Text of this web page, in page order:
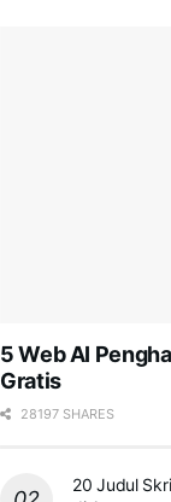
5 Web AI
Gratis
28197 SHARES
20 Judul